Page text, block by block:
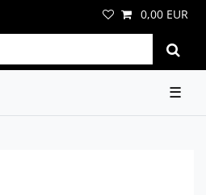
0,00 EUR
☰